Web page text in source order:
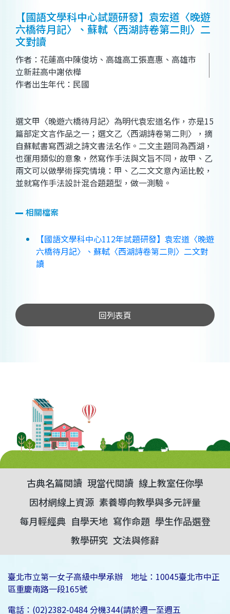
【國語文學科中心試題研發】袁宏道〈晚遊
六橋待月記〉、蘇軾〈西湖詩卷第二則〉二
文對讀
作者：花蓮高中陳俊坊、高雄高工張嘉惠、高雄市
立新莊高中謝依樺
作者出生年代：民國
選文甲〈晚遊六橋待月記〉為明代袁宏道名作，亦是15
篇部定文言作品之一；選文乙〈西湖詩卷第二則〉，摘
自蘇軾書寫西湖之詩文書法名作。二文主題同為西湖，
也運用類似的意象，然寫作手法與文旨不同，故甲、乙
兩文可以做學術探究情境：甲、乙二文文意內涵比較，
並就寫作手法設計混合題題型，做一測驗。
相關檔案
【國語文學科中心112年試題研發】袁宏道〈晚遊
六橋待月記〉、蘇軾〈西湖詩卷第二則〉二文對
讀
回列表頁
古典名篇閱讀 現當代閱讀 線上教室任你學
因材網線上資源 素養導向教學與多元評量
每月輕經典 自學天地 寫作命題 學生作品選登
教學研究 文法與修辭
臺北市立第一女子高級中學承辦 地址：10045臺北市中正
區重慶南路一段165號
電話：(02)2382-0484 分機344(請於週一至週五